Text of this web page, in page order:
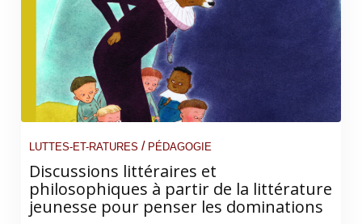
LUTTES-ET-RATURES / PÉDAGOGIE
Discussions littéraires et
philosophiques à partir de la littérature
jeunesse pour penser les dominations